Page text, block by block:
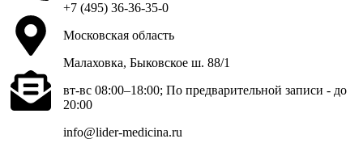
+7 (495) 36-36-35-0
Московская область
Малаховка, Быковское ш. 88/1
вт-вс 08:00–18:00; По предварительной записи - до
20:00
info@lider-medicina.ru